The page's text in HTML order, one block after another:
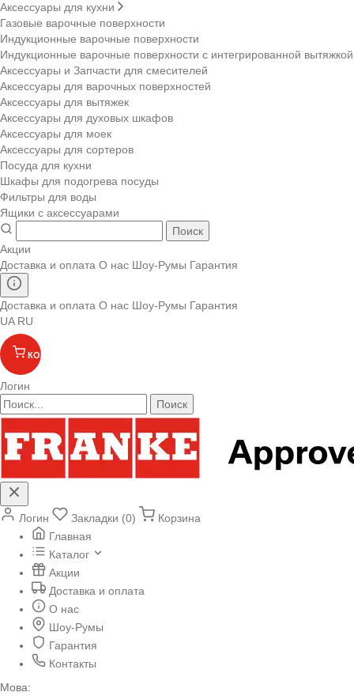
Аксессуары для кухни
Газовые варочные поверхности
Индукционные варочные поверхности
Индукционные варочные поверхности с интегрированной вытяжкой
Аксессуары и Запчасти для смесителей
Аксессуары для варочных поверхностей
Аксессуары для вытяжек
Аксессуары для духовых шкафов
Аксессуары для моек
Аксессуары для сортеров
Посуда для кухни
Шкафы для подогрева посуды
Фильтры для воды
Ящики с аксессуарами
Поиск
Акции
Доставка и оплата О нас Шоу-Румы Гарантия
Доставка и оплата О нас Шоу-Румы Гарантия
UA RU
КОРЗИНА
Логин
Поиск
Логин Закладки (0)
Корзина
Главная
Каталог
Акции
Доставка и оплата
О нас
Шоу-Румы
Гарантия
Контакты
Мова: